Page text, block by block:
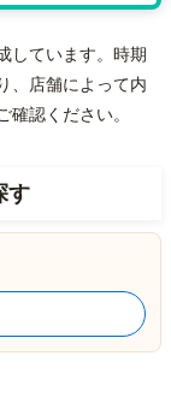
しています。時期
、店舗によって内
認ください。
す